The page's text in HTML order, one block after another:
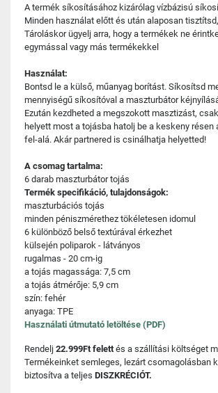
A termék síkosításához kizárólag vízbázisú
Minden használat előtt és után alaposan
Tároláskor ügyelj arra, hogy a termékek ne
egymással vagy más termékekkel
Használat:
Bontsd le a külső, műanyag borítást. Síkosítsd
mennyiségű síkosítóval a maszturbátor
Ezután kezdheted a megszokott masztizást,
helyett most a tojásba hatolj be a keskeny résen
fel-alá. Akár partnered is csinálhatja helyetted!
A csomag tartalma:
6 darab maszturbátor tojás
Termék specifikáció, tulajdonságok:
maszturbációs tojás
minden péniszmérethez tökéletesen idomul
6 különböző belső textúrával érkezhet
külsején poliparok - látványos
rugalmas - 20 cm-ig
a tojás magassága: 7,5 cm
a tojás átmérője: 5,9 cm
szín: fehér
anyaga: TPE
Használati útmutató letöltése (PDF)
Rendelj 22.999Ft felettés a szállítási költséget
Termékeinket semleges, lezárt csomagolásban
biztosítva a teljes DISZKRÉCIÓT.